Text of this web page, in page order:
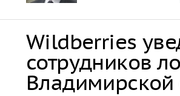
Wildberries
сотрудников
Владимирской